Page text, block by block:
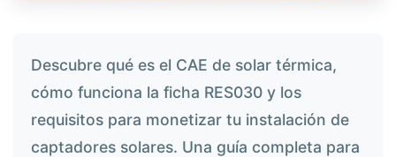
Descubre qué es el CAE de solar térmica,
cómo funciona la ficha RES030 y los
requisitos para monetizar tu instalación de
captadores solares. Una guía completa para